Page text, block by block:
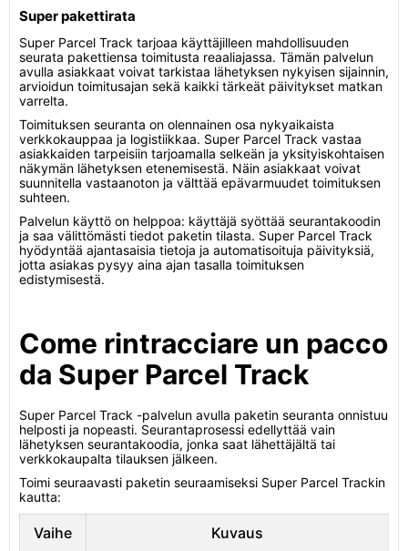
Super pakettirata
Super Parcel Track tarjoaa käyttäjilleen mahdollisuuden
seurata pakettiensa toimitusta reaaliajassa. Tämän palvelun
avulla asiakkaat voivat tarkistaa lähetyksen nykyisen sijainnin,
arvioidun toimitusajan sekä kaikki tärkeät päivitykset matkan
varrelta.
Toimituksen seuranta on olennainen osa nykyaikaista
verkkokauppaa ja logistiikkaa. Super Parcel Track vastaa
asiakkaiden tarpeisiin tarjoamalla selkeän ja yksityiskohtaisen
näkymän lähetyksen etenemisestä. Näin asiakkaat voivat
suunnitella vastaanoton ja välttää epävarmuudet toimituksen
suhteen.
Palvelun käyttö on helppoa: käyttäjä syöttää seurantakoodin
ja saa välittömästi tiedot paketin tilasta. Super Parcel Track
hyödyntää ajantasaisia tietoja ja automatisoituja päivityksiä,
jotta asiakas pysyy aina ajan tasalla toimituksen
edistymisestä.
Come rintracciare un pacco
da Super Parcel Track
Super Parcel Track -palvelun avulla paketin seuranta onnistuu
helposti ja nopeasti. Seurantaprosessi edellyttää vain
lähetyksen seurantakoodia, jonka saat lähettäjältä tai
verkkokaupalta tilauksen jälkeen.
Toimi seuraavasti paketin seuraamiseksi Super Parcel Trackin
kautta:
Vaihe Kuvaus